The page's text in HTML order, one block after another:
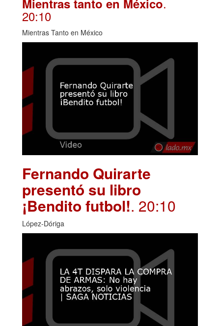
Mientras tanto en México
20:10
Mientras Tanto en México
Fernando Quirarte
presentó su libro
¡Bendito futbol!. 20:10
López-Dóriga